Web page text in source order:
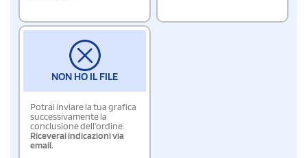
NON HO IL FILE
Potrai inviare la tua grafica
successivamente la
conclusione dell'ordine.
Riceverai indicazioni via
email.